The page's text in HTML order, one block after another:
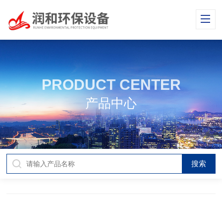
PRODUCT CENTER
产品中心